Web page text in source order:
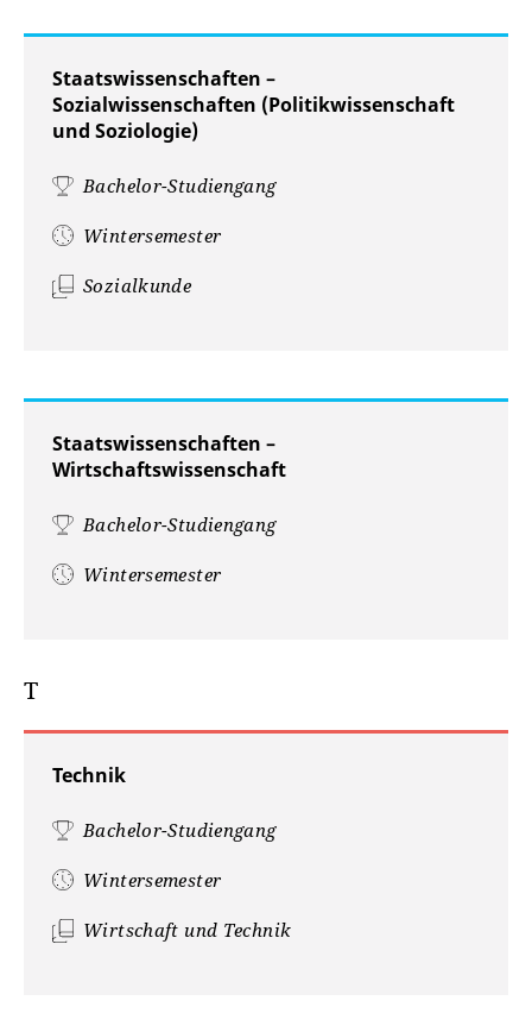
Staatswissenschaften –
Sozialwissenschaften (Politikwissenschaft
und Soziologie)
Bachelor-Studiengang
Wintersemester
Sozialkunde
Staatswissenschaften –
Wirtschaftswissenschaft
Bachelor-Studiengang
Wintersemester
T
Technik
Bachelor-Studiengang
Wintersemester
Wirtschaft und Technik